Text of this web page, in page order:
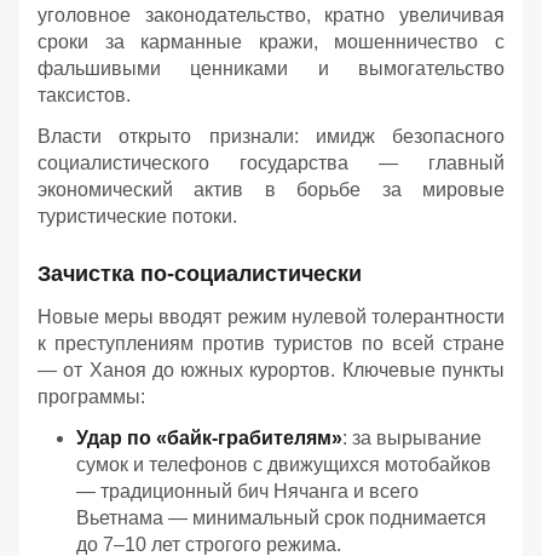
уголовное законодательство, кратно увеличивая
сроки за карманные кражи, мошенничество с
фальшивыми ценниками и вымогательство
таксистов.
Власти открыто признали: имидж безопасного
социалистического государства — главный
экономический актив в борьбе за мировые
туристические потоки.
Зачистка по-социалистически
Новые меры вводят режим нулевой толерантности
к преступлениям против туристов по всей стране
— от Ханоя до южных курортов. Ключевые пункты
программы:
Удар по «байк-грабителям»: за вырывание
сумок и телефонов с движущихся мотобайков
— традиционный бич Нячанга и всего
Вьетнама — минимальный срок поднимается
до 7–10 лет строгого режима.